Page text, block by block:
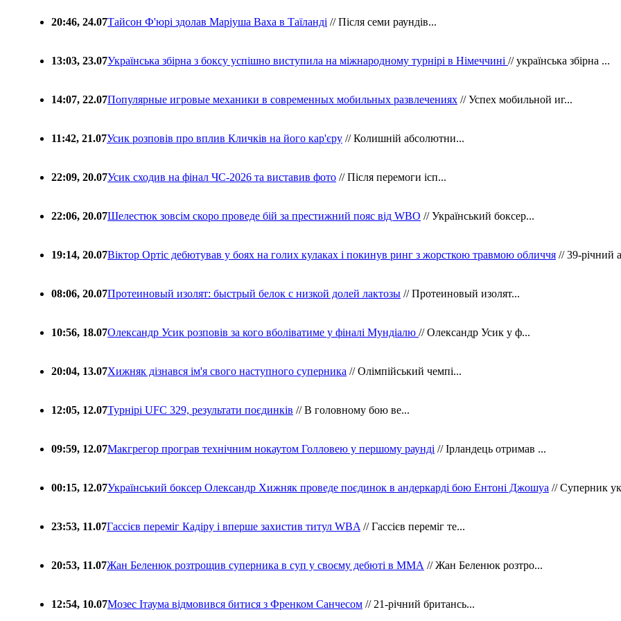
20:46, 24.07Тайсон Ф'юрі здолав Маріуша Ваха в Таїланді // Після семи раундів...
13:03, 23.07Українська збірна з боксу успішно виступила на міжнародному турнірі в Німеччині // українська збірна ...
14:07, 22.07Популярные игровые механики в современных мобильных развлечениях // Успех мобильной иг...
11:42, 21.07Усик розповів про вплив Кличків на його кар'єру // Колишній абсолютни...
22:09, 20.07Усик сходив на фінал ЧС-2026 та виставив фото // Після перемоги ісп...
22:06, 20.07Шелестюк зовсім скоро проведе бій за престижний пояс від WBO // Український боксер...
19:14, 20.07Віктор Ортіс дебютував у боях на голих кулаках і покинув ринг з жорсткою травмою обличчя // 39-річний
08:06, 20.07Протеиновый изолят: быстрый белок с низкой долей лактозы // Протеиновый изолят...
10:56, 18.07Олександр Усик розповів за кого вболіватиме у фіналі Мундіалю // Олександр Усик у ф...
20:04, 13.07Хижняк дізнався ім'я свого наступного суперника // Олімпійський чемпі...
12:05, 12.07Турнірі UFC 329, результати поєдинків // В головному бою ве...
09:59, 12.07Макгрегор програв технічним нокаутом Голловею у першому раунді // Ірландець отримав ...
00:15, 12.07Український боксер Олександр Хижняк проведе поєдинок в андеркарді бою Ентоні Джошуа // Суперник
23:53, 11.07Гассієв переміг Кадіру і вперше захистив титул WBA // Гассієв переміг те...
20:53, 11.07Жан Беленюк розтрощив суперника в суп у своєму дебюті в ММА // Жан Беленюк розтро...
12:54, 10.07Мозес Ітаума відмовився битися з Френком Санчесом // 21-річний британсь...